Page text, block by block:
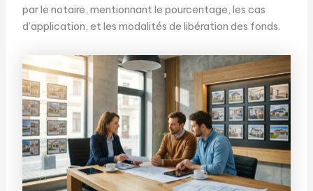
par le notaire, mentionnant le pourcentage, les cas
d’application, et les modalités de libération des fonds.